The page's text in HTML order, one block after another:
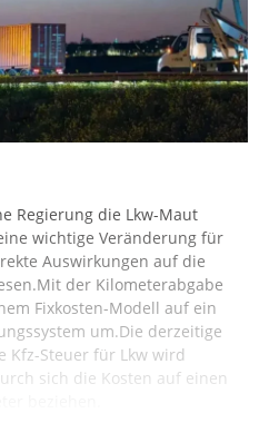
Regierung die Lkw-Maut
wichtige Veränderung für
Auswirkungen auf die
der Kilometerabgabe
Fixkosten-Modell auf ein
um.Die derzeitige
Kfz-Steuer für Lkw wird
sich die Kosten auf einen